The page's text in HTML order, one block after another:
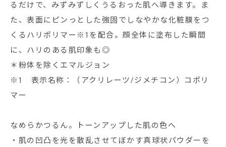
るだけで、みずみずしくうるおった肌へ導きます。ま
た、表面にピンっとした強固でしなやかな化粧膜をつ
くるハリポリマー※1を配合。顔全体に塗布した瞬間
に、ハリのある肌印象も◎
＊粉体を除くエマルジョン
※1 表示名称：（アクリレーツ/ジメチコン）コポリ
マー
なめらかつるん。トーンアップした肌の色へ
・肌の凹凸を光を散乱させてぼかす真球状パウダーを